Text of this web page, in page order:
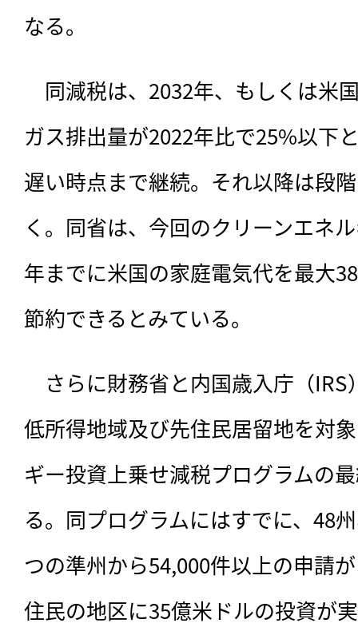
なる。
同減税は、2032年、もしくは米
ガス排出量が2022年比で25%以下
遅い時点まで継続。それ以降は段
く。同省は、今回のクリーンエネ
年までに米国の家庭電気代を最大
節約できるとみている。
さらに財務省と内国歳入庁（IRS
低所得地域及び先住民居留地を対
ギー投資上乗せ減税プログラムの
る。同プログラムにはすでに、48
つの準州から54,000件以上の申請
住民の地区に35億米ドルの投資が